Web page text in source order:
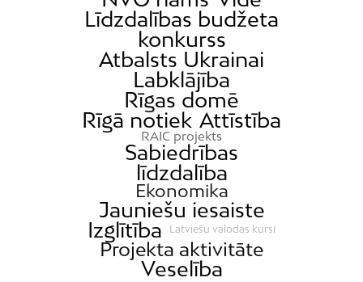
Līdzdalības budžeta
konkurss
Atbalsts Ukrainai
Labklājība
Rīgas domē
Rīgā notiek Attīstība
RAIC projekts
Sabiedrības
līdzdalība
Ekonomika
Jauniešu iesaiste
Izglītība
Latviešu valodas kursi
Projekta aktivitāte
Veselība